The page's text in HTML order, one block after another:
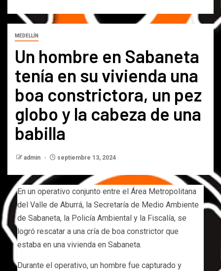
MEDELLÍN
Un hombre en Sabaneta
tenía en su vivienda una
boa constrictora, un pez
globo y la cabeza de una
babilla
admin septiembre 13, 2024
En un operativo conjunto entre el Área Metropolitana
del Valle de Aburrá, la Secretaría de Medio Ambiente
de Sabaneta, la Policía Ambiental y la Fiscalía, se
logró rescatar a una cría de boa constrictor que
estaba en una vivienda en Sabaneta.
Durante el operativo, un hombre fue capturado y